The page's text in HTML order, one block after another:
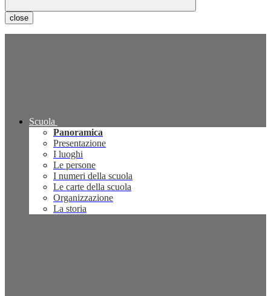
close
Scuola
Panoramica
Presentazione
I luoghi
Le persone
I numeri della scuola
Le carte della scuola
Organizzazione
La storia